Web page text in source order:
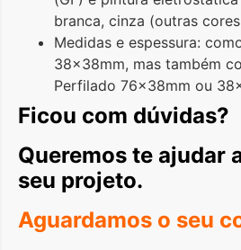
branca, cinza (outras
Medidas e espessura:
38x38mm, mas também
Perfilado 76x38mm ou
Ficou com dúvidas?
Queremos te ajudar
seu projeto.
Aguardamos o seu